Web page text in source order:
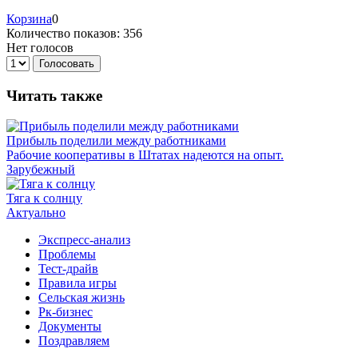
Корзина0
Количество показов: 356
Нет голосов
Голосовать
Читать также
Прибыль поделили между работниками
Рабочие кооперативы в Штатах надеются на опыт.
Зарубежный
Тяга к солнцу
Актуально
Экспресс-анализ
Проблемы
Тест-драйв
Правила игры
Сельская жизнь
Рк-бизнес
Документы
Поздравляем